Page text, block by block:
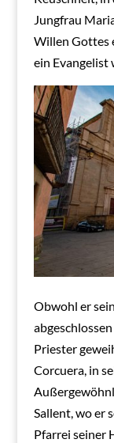
Jungfrau
Willen Gottes
ein Evangelist
Obwohl er
Priester
Corcuera, in
Sallent, wo er
Pfarrei seiner